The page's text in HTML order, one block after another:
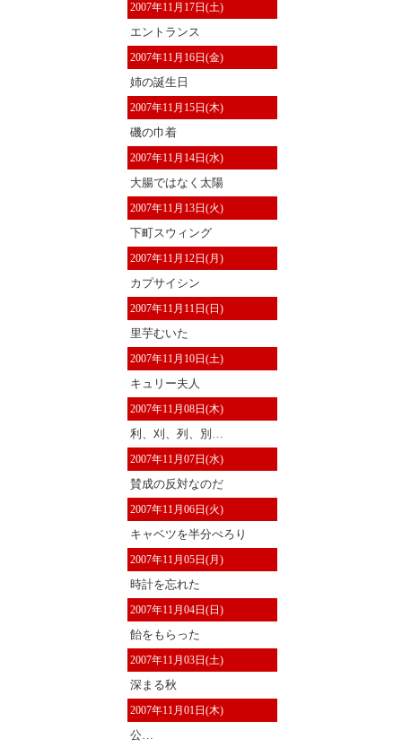
2007年11月17日(土)
エントランス
2007年11月16日(金)
姉の誕生日
2007年11月15日(木)
磯の巾着
2007年11月14日(水)
大腸ではなく太陽
2007年11月13日(火)
下町スウィング
2007年11月12日(月)
カプサイシン
2007年11月11日(日)
里芋むいた
2007年11月10日(土)
キュリー夫人
2007年11月08日(木)
利、刈、列、別…
2007年11月07日(水)
賛成の反対なのだ
2007年11月06日(火)
キャベツを半分ぺろり
2007年11月05日(月)
時計を忘れた
2007年11月04日(日)
飴をもらった
2007年11月03日(土)
深まる秋
2007年11月01日(木)
公…